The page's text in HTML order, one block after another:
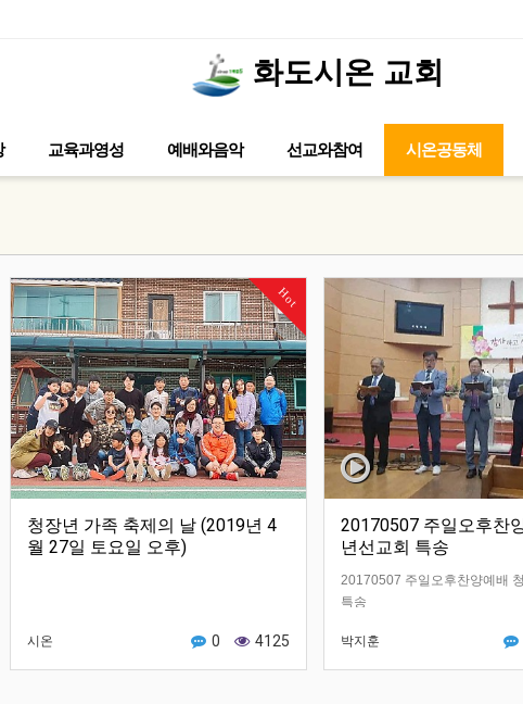
화도시온 교회
교육과영성 예배와음악 선교와참여 시온공동체
Hot
청장년 가족 축제의 날 (2019년 4
월 27일 토요일 오후)
시온 0 4125
20170507 주일오후찬
년선교회 특송
20170507 주일오후찬양예배
특송
박지훈